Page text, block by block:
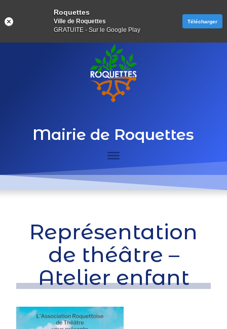
Mairie de Roquettes
Représentation
de théâtre –
Atelier enfant
Roquettes
Ville de Roquettes
GRATUITE - Sur le Google Play
Télécharger